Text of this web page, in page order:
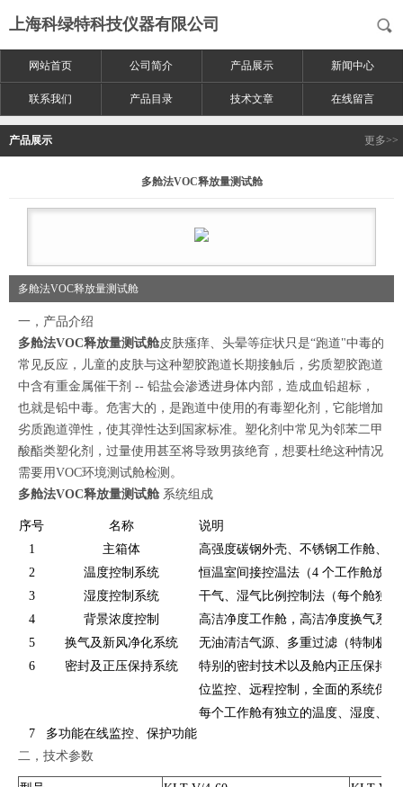
上海科绿特科技仪器有限公司
网站首页 公司简介 产品展示 新闻中心
联系我们 产品目录 技术文章 在线留言
产品展示 更多>>
多舱法VOC释放量测试舱
多舱法VOC释放量测试舱
一，产品介绍
多舱法VOC释放量测试舱皮肤瘙痒、头晕等症状只是“跑道"中毒的
常见反应，儿童的皮肤与这种塑胶跑道长期接触后，劣质塑胶跑道
中含有重金属催干剂 -- 铅盐会渗透进身体内部，造成血铅超标，
也就是铅中毒。危害大的，是跑道中使用的有毒塑化剂，它能增加
劣质跑道弹性，使其弹性达到国家标准。塑化剂中常见为邻苯二甲
酸酯类塑化剂，过量使用甚至将导致男孩绝育，想要杜绝这种情况
需要用VOC环境测试舱检测。
多舱法VOC释放量测试舱 系统组成
序号 名称
说明
1
主箱体
高强度碳钢外壳、不锈钢工作舱、
2
温度控制系统
恒温室间接控温法（4 个工作舱放在
3
湿度控制系统
干气、湿气比例控制法（每个舱独
4
背景浓度控制
高洁净度工作舱，高洁净度换气系统
5
换气及新风净化系统
无油清洁气源、多重过滤（特制极
6
密封及正压保持系统 特别的密封技术以及舱内正压保持
7 多功能在线监控、保护功能
位监控、远程控制，全面的系统保护
每个工作舱有独立的温度、湿度、
二，技术参数